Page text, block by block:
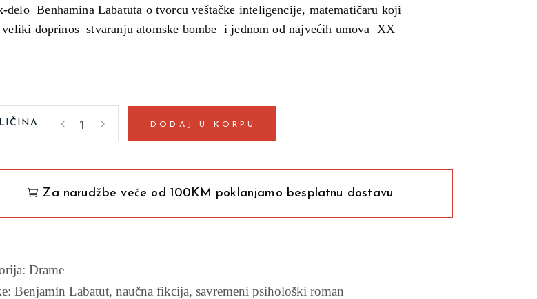
delo Benhamina Labatuta o tvorcu veštačke inteligencije, matematičaru koji
veliki doprinos stvaranju atomske bombe i jednom od najvećih umova XX
quantity
DODAJ U KORPU
Za narudžbe veće od 100KM poklanjamo besplatnu dostavu
Drame
Benjamín Labatut, naučna fikcija, savremeni psihološki roman